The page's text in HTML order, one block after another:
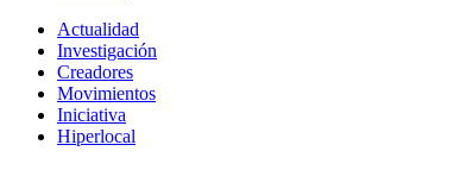
Actualidad
Investigación
Creadores
Movimientos
Iniciativa
Hiperlocal